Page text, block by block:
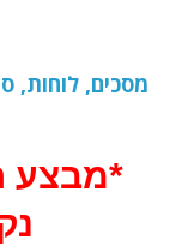
מסכים, לוחות,
*מבצע